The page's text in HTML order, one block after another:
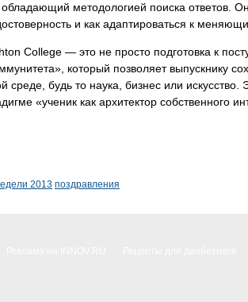
методологией поиска ответов.
и как адаптироваться к
College — это не просто подготовка к
который позволяет выпускнику
будь то наука, бизнес или искусство.
«ученик как архитектор собственного
2013 поздравления